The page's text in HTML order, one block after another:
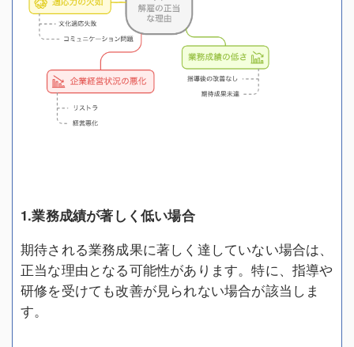
1.業務成績が著しく低い場合
期待される業務成果に著しく達していない場合は、
正当な理由となる可能性があります。特に、指導や
研修を受けても改善が見られない場合が該当しま
す。